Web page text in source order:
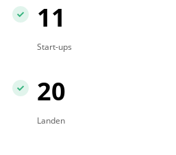
11
Start-ups
20
Landen